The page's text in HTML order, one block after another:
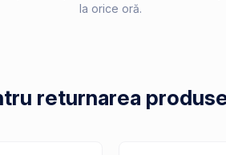
la orice oră.
returnarea